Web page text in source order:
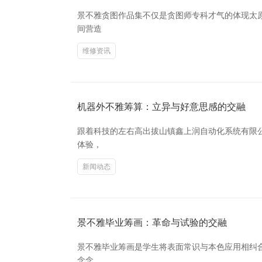
景不雅贪图作品集不仅是贪图师专科才气的体现
间营造
维修资讯
机器外不雅筹算：立异与好意思感的交融
跟着科技的左右高出拔山镇鑫上润自动化系统有
体验，
新闻动态
景不雅毕业筹画：革命与试验的交融
景不雅毕业筹画是学生将表面常识与本色应用相